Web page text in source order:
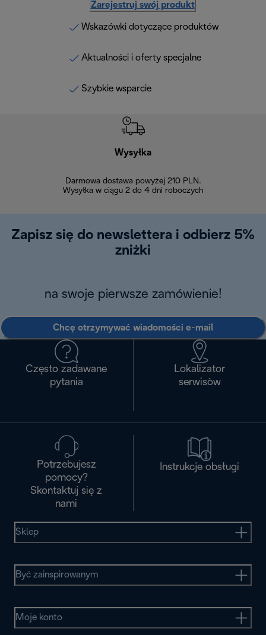
Zarejestruj swój produkt
Wskazówki dotyczące produktów
Aktualności i oferty specjalne
Szybkie wsparcie
Wysyłka
Darmowa dostawa powyżej 210 PLN.
Wysyłka w ciągu 2 do 4 dni roboczych
Zapisz się do newslettera i odbierz 5%
zniżki
na swoje pierwsze zamówienie!
Chcę otrzymywać wiadomości e-mail
Często zadawane
pytania
Lokalizator
serwisòw
Potrzebujesz
pomocy?
Skontaktuj się z
nami
Instrukcje obsługi
Sklep
Być zainspirowanym
Moje konto